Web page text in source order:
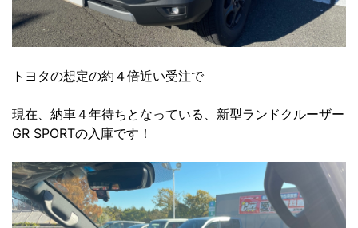
トヨタの想定の約４倍近い受注で
現在、納車４年待ちとなっている、新型ランドクルーザー
GR SPORTの入庫です！